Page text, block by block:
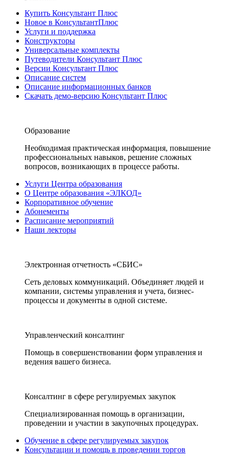
Купить Консультант Плюс
Новое в КонсультантПлюс
Услуги и поддержка
Конструкторы
Универсальные комплекты
Путеводители Консультант Плюс
Версии Консультант Плюс
Описание систем
Описание информационных банков
Скачать демо-версию Консультант Плюс
Образование
Необходимая практическая информация, повышение
профессиональных навыков, решение сложных
вопросов, возникающих в процессе работы.
Услуги Центра образования
О Центре образования «ЭЛКОД»
Корпоративное обучение
Абонементы
Расписание мероприятий
Наши лекторы
Электронная отчетность «СБИС»
Сеть деловых коммуникаций. Объединяет людей и
компании, системы управления и учета, бизнес-
процессы и документы в одной системе.
Управленческий консалтинг
Помощь в совершенствовании форм управления и
ведения вашего бизнеса.
Консалтинг в сфере регулируемых закупок
Специализированная помощь в организации,
проведении и участии в закупочных процедурах.
Обучение в сфере регулируемых закупок
Консультации и помощь в проведении торгов